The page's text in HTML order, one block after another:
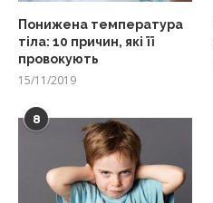
Понижена температура
тіла: 10 причин, які її
провокують
15/11/2019
8